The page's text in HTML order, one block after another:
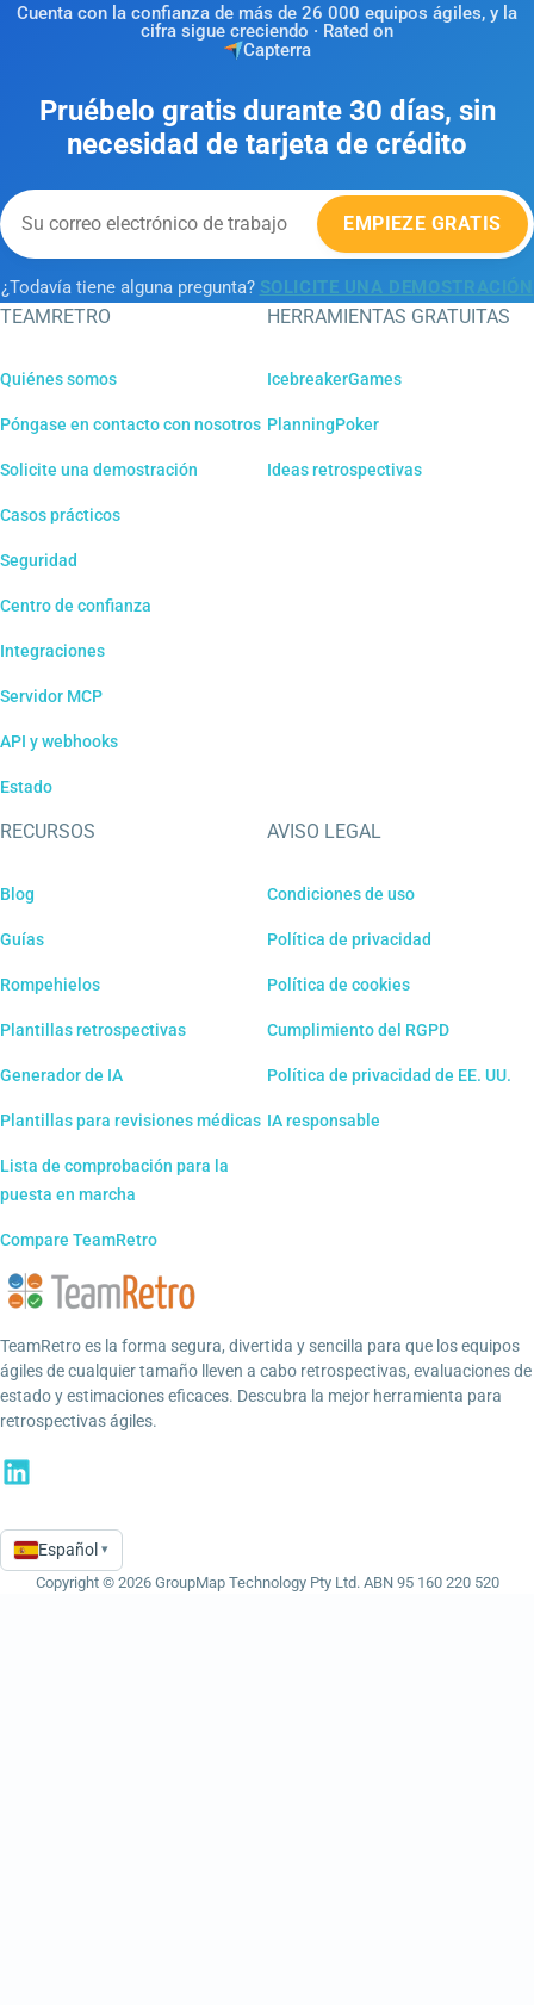
Cuenta con la confianza de más de 26 000 equipos ágiles, y la
cifra sigue creciendo · Rated on
Capterra
Pruébelo gratis durante 30 días, sin
necesidad de tarjeta de crédito
EMPIEZE GRATIS
¿Todavía tiene alguna pregunta? SOLICITE UNA DEMOSTRACIÓN
TEAMRETRO
Quiénes somos
Póngase en contacto con nosotros
Solicite una demostración
Casos prácticos
Seguridad
Centro de confianza
Integraciones
Servidor MCP
API y webhooks
Estado
HERRAMIENTAS GRATUITAS
IcebreakerGames
PlanningPoker
Ideas retrospectivas
RECURSOS
Blog
Guías
Rompehielos
Plantillas retrospectivas
Generador de IA
Plantillas para revisiones médicas
Lista de comprobación para la
puesta en marcha
Compare TeamRetro
AVISO LEGAL
Condiciones de uso
Política de privacidad
Política de cookies
Cumplimiento del RGPD
Política de privacidad de EE. UU.
IA responsable
TeamRetro es la forma segura, divertida y sencilla para que los equipos
ágiles de cualquier tamaño lleven a cabo retrospectivas, evaluaciones de
estado y estimaciones eficaces. Descubra la mejor herramienta para
retrospectivas ágiles.
Language
Español ▾
Copyright © 2026 GroupMap Technology Pty Ltd. ABN 95 160 220 520